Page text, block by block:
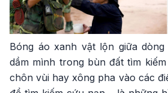
Bóng áo xanh vật lộn giữa
dầm mình trong bùn đất tìm
chôn vùi hay xông pha vào các